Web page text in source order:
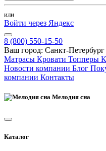
или
Войти через Яндекс
8 (800) 550-15-50
Ваш город: Санкт-Петербург
Матрасы Кровати Топперы
Новости компании Блог
компании Контакты
Мелодия сна
Каталог